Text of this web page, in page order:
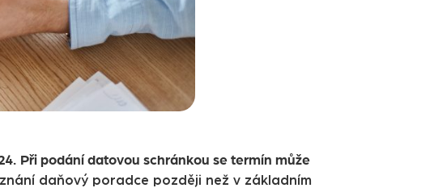
Při podání datovou schránkou se termín může
daňový poradce později než v základním